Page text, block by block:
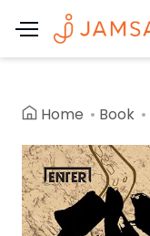
Home Book